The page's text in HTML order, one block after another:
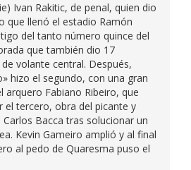
Ivan Rakitic, de penal, quien dio
que llenó el estadio Ramón
del tanto número quince del
que también dio 17
volante central. Después,
hizo el segundo, con una gran
arquero Fabiano Ribeiro, que
tercero, obra del picante y
Bacca tras solucionar un
Kevin Gameiro amplió y al final
al pedo de Quaresma puso el